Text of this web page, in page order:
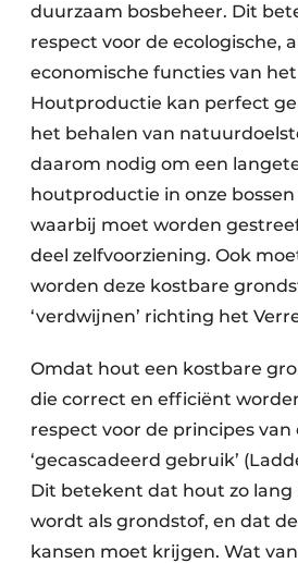
duurzaam bosbeheer. Dit
respect voor de ecologische,
economische functies van het
Houtproductie kan perfect
het behalen van
daarom nodig om een
houtproductie in onze
waarbij moet worden
deel zelfvoorziening. Ook
worden deze kostbare
‘verdwijnen’ richting het
Omdat hout een kostbare
die correct en efficiënt
respect voor de principes van
‘gecascadeerd gebruik’
Dit betekent dat hout zo
wordt als grondstof, en dat
kansen moet krijgen. Wat